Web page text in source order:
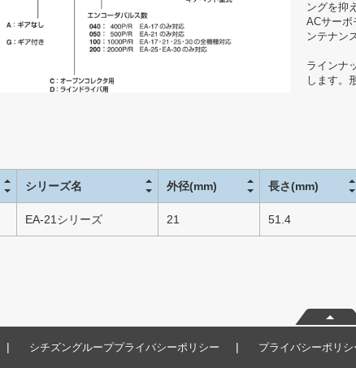
ングを抑
ACサーボ
ンテナン
ラインナ
します。
シリーズ名 外径(mm) 長さ(mm)
EA-21シリーズ 21 51.4
事例集 CSR・環境
| シチズングループプライバシーポリシー | プライバシーポリシ